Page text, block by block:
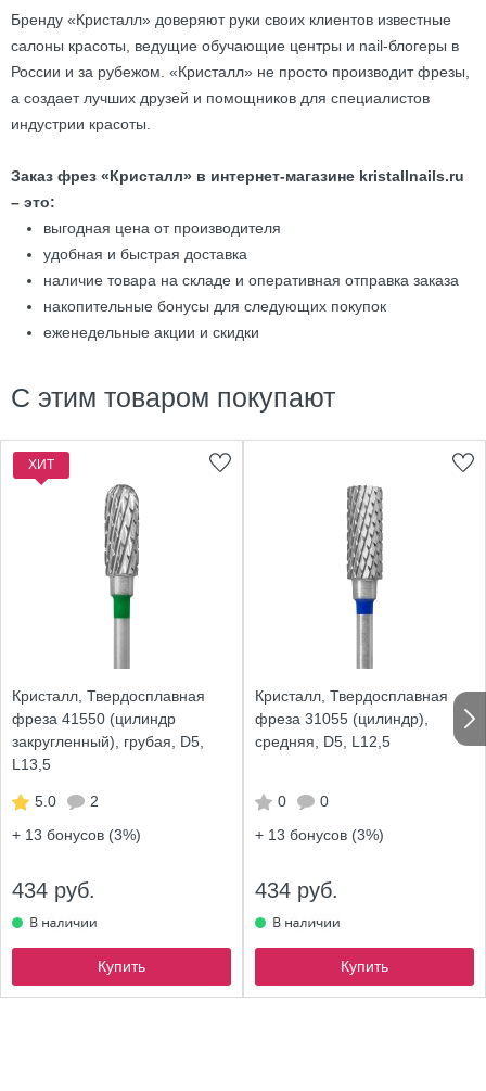
Бренду «Кристалл» доверяют руки своих клиентов известные
салоны красоты, ведущие обучающие центры и nail-блогеры в
России и за рубежом. «Кристалл» не просто производит фрезы,
а создает лучших друзей и помощников для специалистов
индустрии красоты.
Заказ фрез «Кристалл» в интернет-магазине kristallnails.ru
– это:
выгодная цена от производителя
удобная и быстрая доставка
наличие товара на складе и оперативная отправка заказа
накопительные бонусы для следующих покупок
еженедельные акции и скидки
С этим товаром покупают
ХИТ
Кристалл, Твердосплавная
фреза 41550 (цилиндр
закругленный), грубая, D5,
L13,5
5.0
2
+ 13 бонусов (3%)
434 руб.
Купить
Кристалл, Твердосплавная
фреза 31055 (цилиндр),
средняя, D5, L12,5
0
0
+ 13 бонусов (3%)
434 руб.
Купить